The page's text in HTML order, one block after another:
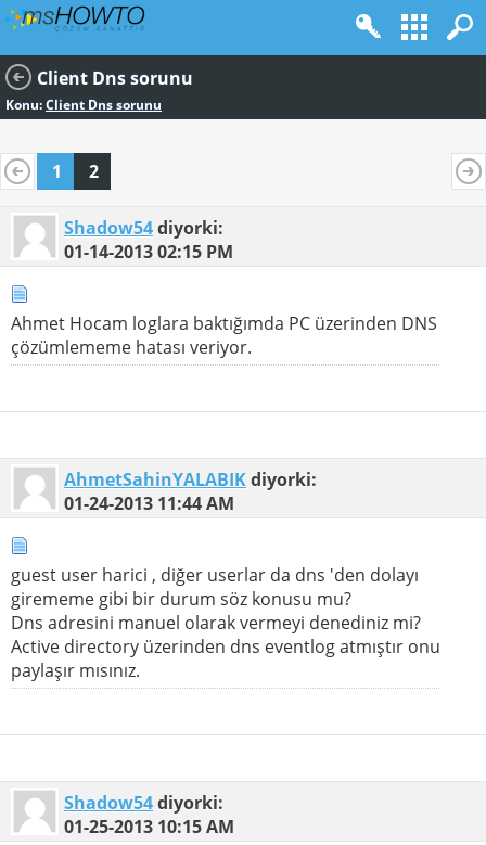
Client Dns sorunu
Konu:Client Dns sorunu
1 2
Shadow54diyorki:
01-14-201302:15 PM
Ahmet Hocam loglara baktığımda PC üzerinden DNS
çözümlememe hatası veriyor.
AhmetSahinYALABIKdiyorki:
01-24-2013 11:44 AM
guest user harici , diğer userlar da dns 'den dolayı
girememe gibi bir durum söz konusu mu?
Dns adresini manuel olarak vermeyi denediniz mi?
Active directory üzerinden dns eventlog atmıştır onu
paylaşır mısınız.
Shadow54diyorki:
01-25-2013 10:15 AM